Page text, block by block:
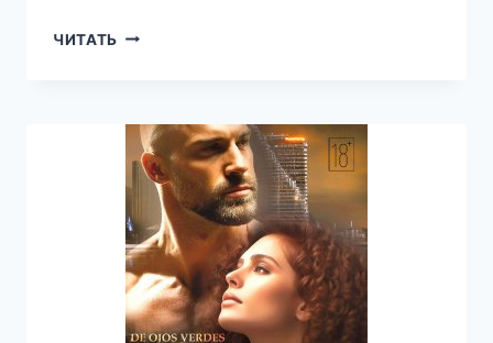
ЧИТАТЬ ОТБЛЕСК
ГЛАЗАХ
OJOS
VERDES